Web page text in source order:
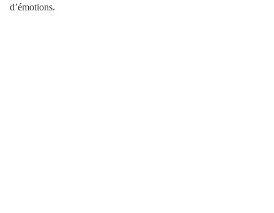
d’émotions.